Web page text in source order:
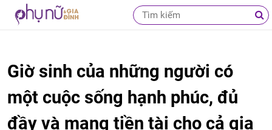
Giờ sinh của những người có
một cuộc sống hạnh phúc, đủ
đầy và mang tiền tài cho cả gia